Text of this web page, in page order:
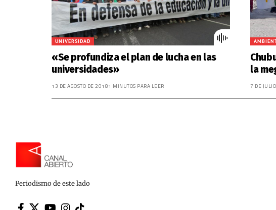
UNIVERSIDAD
«Se profundiza el plan de lucha en las
universidades»
13 DE AGOSTO DE 20181 MINUTOS PARA LEER
la
7 DE
Periodismo de este lado